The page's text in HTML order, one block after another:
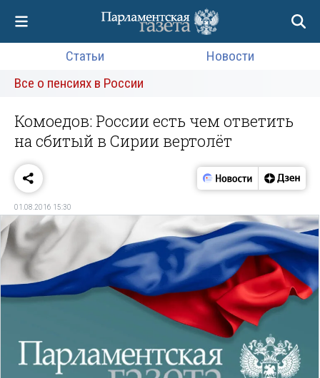
Статьи
Новости
Все о пенсиях в России
Комоедов: России есть чем ответить
на сбитый в Сирии вертолёт
01.08.2016 15:30